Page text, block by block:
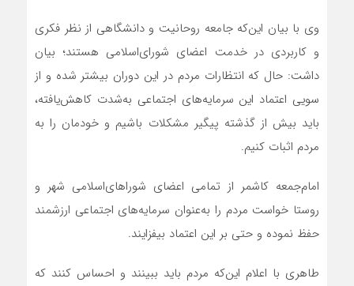
وی با بیان این‌که جامعه روحانیت و دانشگاهی از نظر فکری
و کاربردی در خدمت اعضای شورای‌اسلامی هستند؛ بیان
داشت: حال که انتظارات مردم در این دوران بیشتر شده و از
سویی اعتماد این سرمایه‌های اجتماعی به‌شدت کاهش‌یافته،
باید بیش از گذشته پیگیر مشکلات باشیم و خودمان را به
مردم اثبات کنیم.
امام‌جمعه کاشمر از تمامی اعضای شوراهای‌اسلامی شهر و
روستا خواست مردم را به‌عنوان سرمایه‌های اجتماعی ارزشمند
حفظ نموده و حتی بر این اعتماد بیفزایند.
طاهری با اعلام این‌که مردم باید ببینند و احساس کنند که